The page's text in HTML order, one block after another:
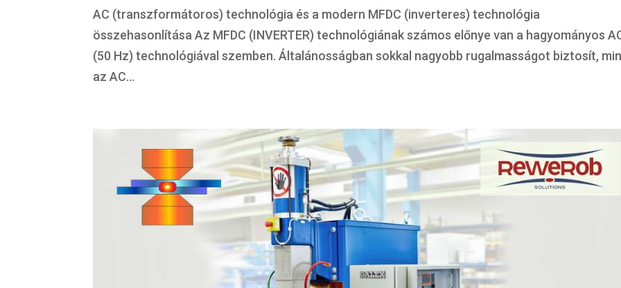
AC (transzformátoros) technológia és a modern MFDC (inverteres) technológia
összehasonlítása Az MFDC (INVERTER) technológiának számos előnye van a hagyományos
(50 Hz) technológiával szemben. Általánosságban sokkal nagyobb rugalmasságot biztosít,
az AC...